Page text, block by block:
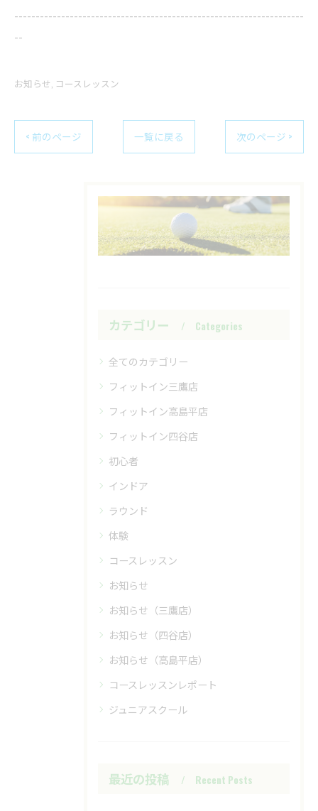
--------------------------------------------------------------------
--
お知らせ コースレッスン
< 前のページ 一覧に戻る 次のページ >
カテゴリー Categories
全てのカテゴリー
フィットイン三鷹店
フィットイン高島平店
フィットイン四谷店
初心者
インドア
ラウンド
体験
コースレッスン
お知らせ
お知らせ（三鷹店）
お知らせ（四谷店）
お知らせ（高島平店）
コースレッスンレポート
ジュニアスクール
最近の投稿 Recent Posts